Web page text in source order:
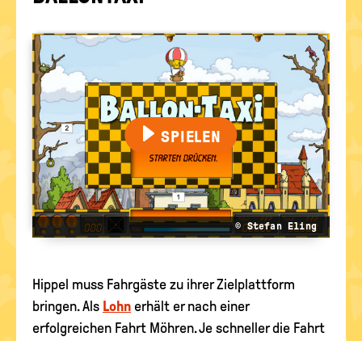
WISSENSSPIELE
MEHR SPASS
SPIELEN
© Stefan Eling
Hippel muss Fahrgäste zu ihrer Zielplattform
bringen. Als Lohn erhält er nach einer
erfolgreichen Fahrt Möhren. Je schneller die Fahrt